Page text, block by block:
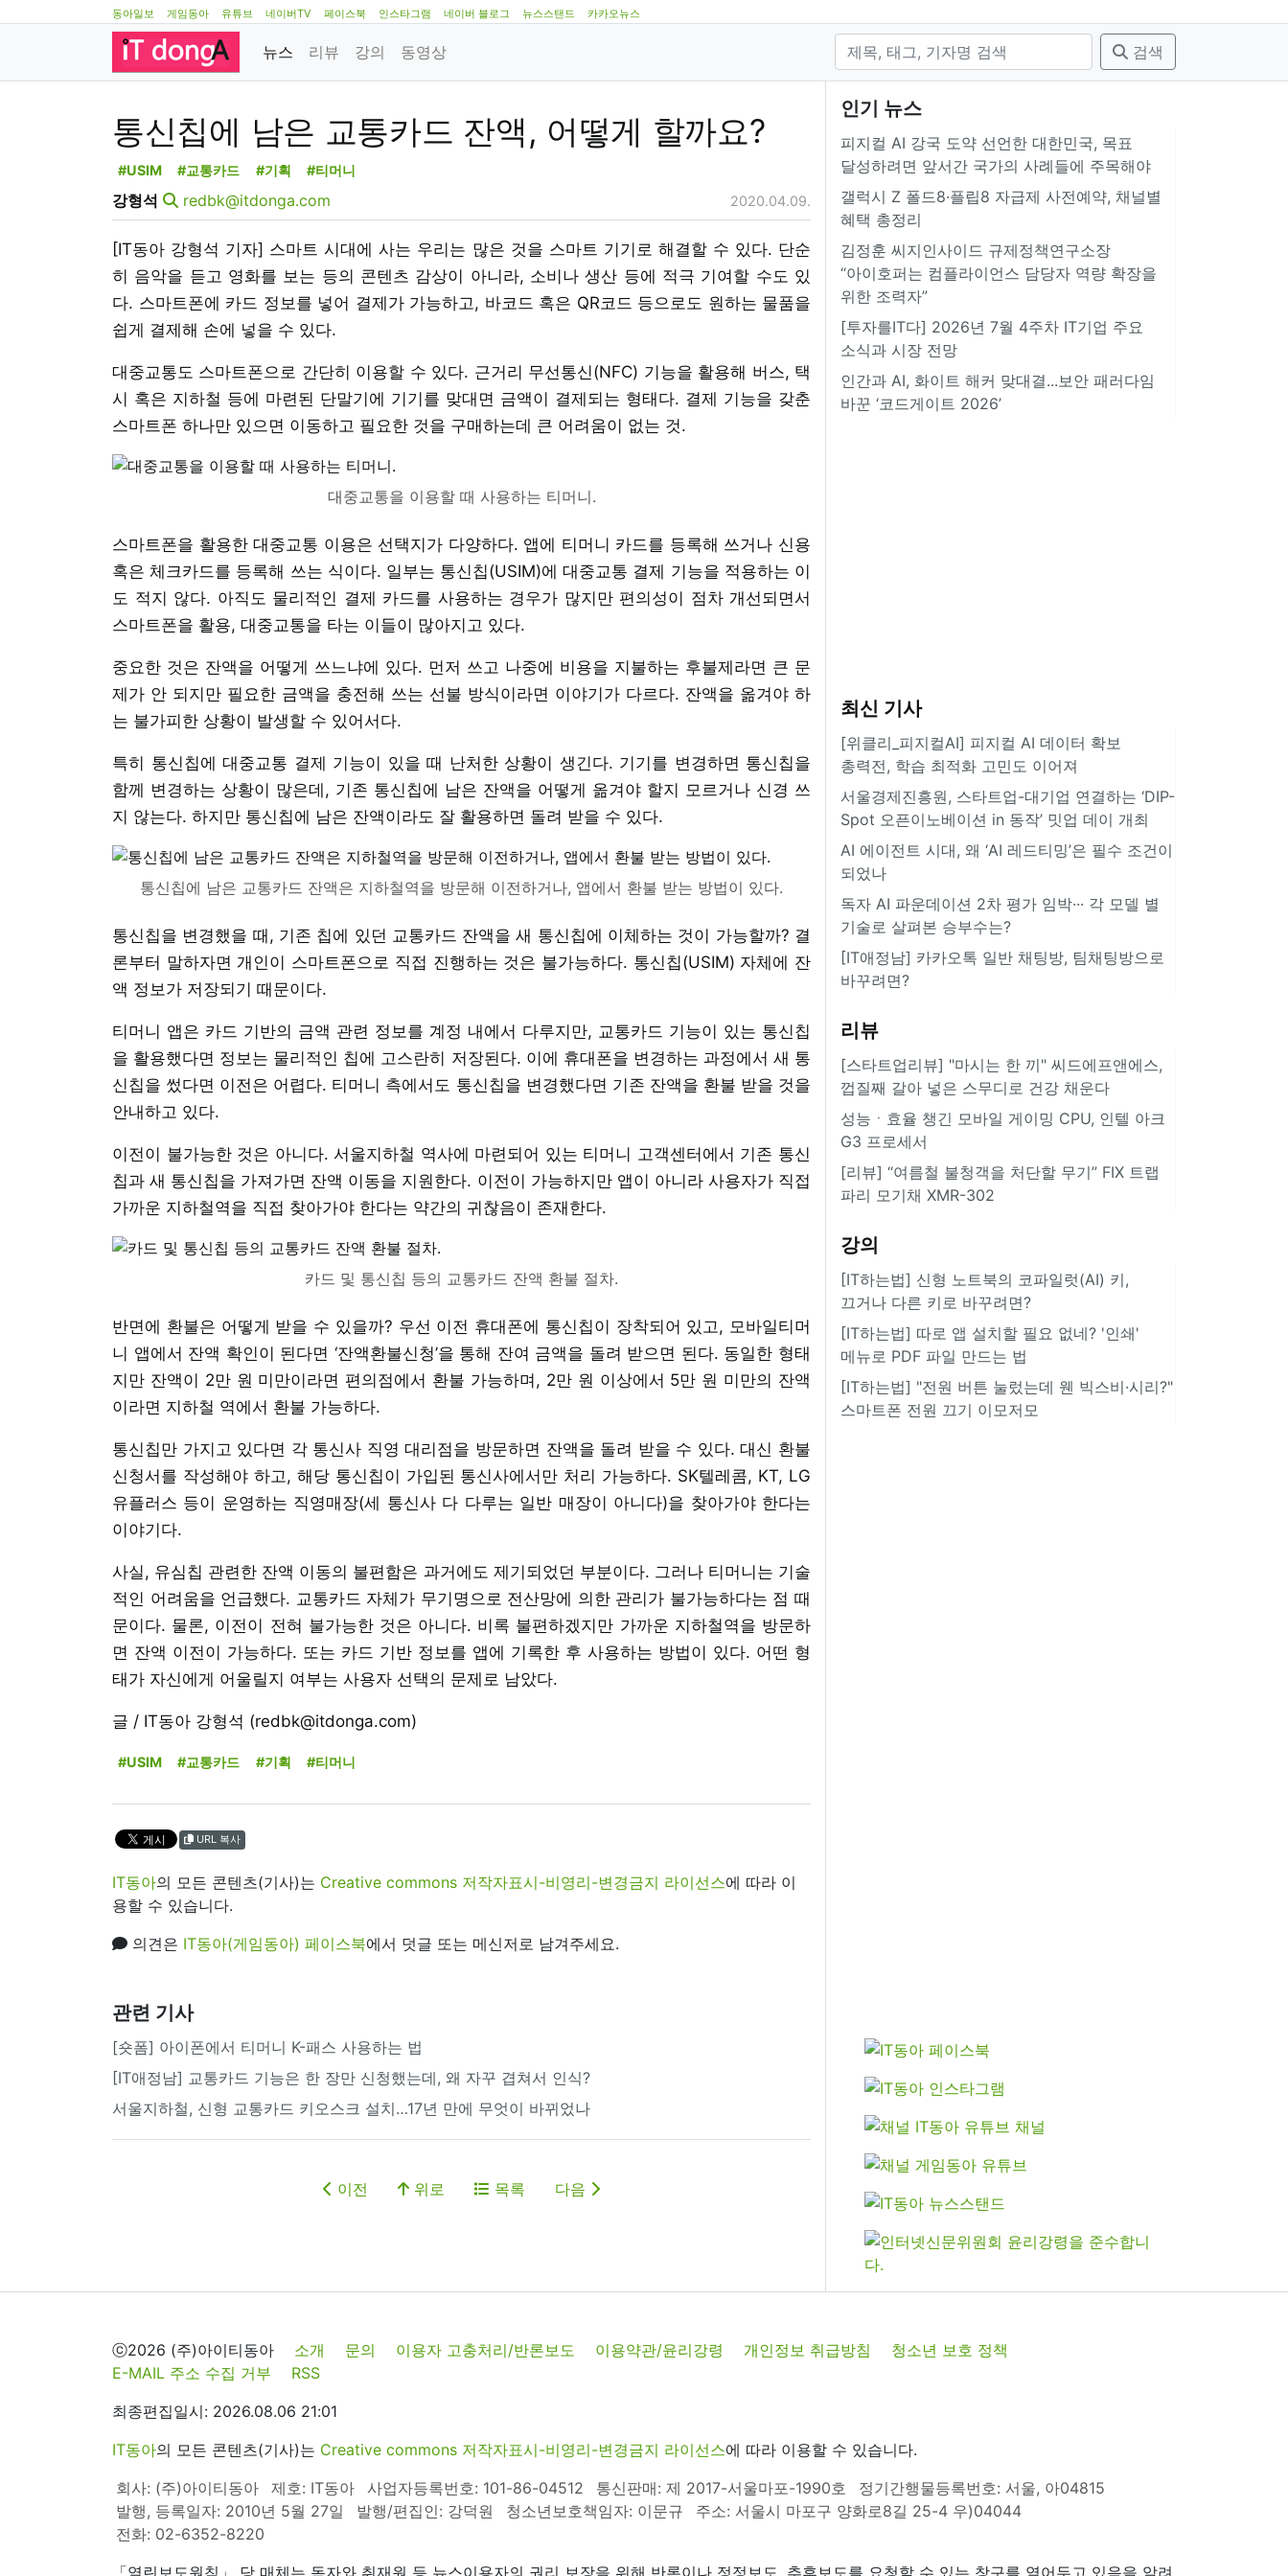
동아일보 게임동아 유튜브 네이버TV 페이스북 인스타그램 네이버 블로그 뉴스스탠드 카카오뉴스
뉴스 리뷰 강의 동영상 검색
통신칩에 남은 교통카드 잔액, 어떻게 할까요?
#USIM #교통카드 #기획 #티머니
강형석 redbk@itdonga.com 2020.04.09.
[IT동아 강형석 기자] 스마트 시대에 사는 우리는 많은 것을 스마트 기기로 해결할 수 있다. 단순
히 음악을 듣고 영화를 보는 등의 콘텐츠 감상이 아니라, 소비나 생산 등에 적극 기여할 수도 있
다. 스마트폰에 카드 정보를 넣어 결제가 가능하고, 바코드 혹은 QR코드 등으로도 원하는 물품을
쉽게 결제해 손에 넣을 수 있다.
대중교통도 스마트폰으로 간단히 이용할 수 있다. 근거리 무선통신(NFC) 기능을 활용해 버스, 택
시 혹은 지하철 등에 마련된 단말기에 기기를 맞대면 금액이 결제되는 형태다. 결제 기능을 갖춘
스마트폰 하나만 있으면 이동하고 필요한 것을 구매하는데 큰 어려움이 없는 것.
대중교통을 이용할 때 사용하는 티머니.
스마트폰을 활용한 대중교통 이용은 선택지가 다양하다. 앱에 티머니 카드를 등록해 쓰거나 신용
혹은 체크카드를 등록해 쓰는 식이다. 일부는 통신칩(USIM)에 대중교통 결제 기능을 적용하는 이
도 적지 않다. 아직도 물리적인 결제 카드를 사용하는 경우가 많지만 편의성이 점차 개선되면서
스마트폰을 활용, 대중교통을 타는 이들이 많아지고 있다.
중요한 것은 잔액을 어떻게 쓰느냐에 있다. 먼저 쓰고 나중에 비용을 지불하는 후불제라면 큰 문
제가 안 되지만 필요한 금액을 충전해 쓰는 선불 방식이라면 이야기가 다르다. 잔액을 옮겨야 하
는 불가피한 상황이 발생할 수 있어서다.
특히 통신칩에 대중교통 결제 기능이 있을 때 난처한 상황이 생긴다. 기기를 변경하면 통신칩을
함께 변경하는 상황이 많은데, 기존 통신칩에 남은 잔액을 어떻게 옮겨야 할지 모르거나 신경 쓰
지 않는다. 하지만 통신칩에 남은 잔액이라도 잘 활용하면 돌려 받을 수 있다.
통신칩에 남은 교통카드 잔액은 지하철역을 방문해 이전하거나, 앱에서 환불 받는 방법이 있다.
통신칩을 변경했을 때, 기존 칩에 있던 교통카드 잔액을 새 통신칩에 이체하는 것이 가능할까? 결
론부터 말하자면 개인이 스마트폰으로 직접 진행하는 것은 불가능하다. 통신칩(USIM) 자체에 잔
액 정보가 저장되기 때문이다.
티머니 앱은 카드 기반의 금액 관련 정보를 계정 내에서 다루지만, 교통카드 기능이 있는 통신칩
을 활용했다면 정보는 물리적인 칩에 고스란히 저장된다. 이에 휴대폰을 변경하는 과정에서 새 통
신칩을 썼다면 이전은 어렵다. 티머니 측에서도 통신칩을 변경했다면 기존 잔액을 환불 받을 것을
안내하고 있다.
이전이 불가능한 것은 아니다. 서울지하철 역사에 마련되어 있는 티머니 고객센터에서 기존 통신
칩과 새 통신칩을 가져가면 잔액 이동을 지원한다. 이전이 가능하지만 앱이 아니라 사용자가 직접
가까운 지하철역을 직접 찾아가야 한다는 약간의 귀찮음이 존재한다.
카드 및 통신칩 등의 교통카드 잔액 환불 절차.
반면에 환불은 어떻게 받을 수 있을까? 우선 이전 휴대폰에 통신칩이 장착되어 있고, 모바일티머
니 앱에서 잔액 확인이 된다면 ‘잔액환불신청’을 통해 잔여 금액을 돌려 받으면 된다. 동일한 형태
지만 잔액이 2만 원 미만이라면 편의점에서 환불 가능하며, 2만 원 이상에서 5만 원 미만의 잔액
이라면 지하철 역에서 환불 가능하다.
통신칩만 가지고 있다면 각 통신사 직영 대리점을 방문하면 잔액을 돌려 받을 수 있다. 대신 환불
신청서를 작성해야 하고, 해당 통신칩이 가입된 통신사에서만 처리 가능하다. SK텔레콤, KT, LG
유플러스 등이 운영하는 직영매장(세 통신사 다 다루는 일반 매장이 아니다)을 찾아가야 한다는
이야기다.
사실, 유심칩 관련한 잔액 이동의 불편함은 과거에도 제기되었던 부분이다. 그러나 티머니는 기술
적인 어려움을 언급했다. 교통카드 자체가 무기명으로 전산망에 의한 관리가 불가능하다는 점 때
문이다. 물론, 이전이 전혀 불가능한 것은 아니다. 비록 불편하겠지만 가까운 지하철역을 방문하
면 잔액 이전이 가능하다. 또는 카드 기반 정보를 앱에 기록한 후 사용하는 방법이 있다. 어떤 형
태가 자신에게 어울릴지 여부는 사용자 선택의 문제로 남았다.
글 / IT동아 강형석 (redbk@itdonga.com)
#USIM #교통카드 #기획 #티머니
URL 복사
IT동아의 모든 콘텐츠(기사)는 Creative commons 저작자표시-비영리-변경금지 라이선스에 따라 이
용할 수 있습니다.
의견은 IT동아(게임동아) 페이스북에서 덧글 또는 메신저로 남겨주세요.
관련 기사
[숏폼] 아이폰에서 티머니 K-패스 사용하는 법
[IT애정남] 교통카드 기능은 한 장만 신청했는데, 왜 자꾸 겹쳐서 인식?
서울지하철, 신형 교통카드 키오스크 설치…17년 만에 무엇이 바뀌었나
이전 위로 목록 다음
인기 뉴스
피지컬 AI 강국 도약 선언한 대한민국, 목표
달성하려면 앞서간 국가의 사례들에 주목해야
갤럭시 Z 폴드8·플립8 자급제 사전예약, 채널별
혜택 총정리
김정훈 씨지인사이드 규제정책연구소장
“아이호퍼는 컴플라이언스 담당자 역량 확장을
위한 조력자”
[투자를IT다] 2026년 7월 4주차 IT기업 주요
소식과 시장 전망
인간과 AI, 화이트 해커 맞대결...보안 패러다임
바꾼 ‘코드게이트 2026’
최신 기사
[위클리_피지컬AI] 피지컬 AI 데이터 확보
총력전, 학습 최적화 고민도 이어져
서울경제진흥원, 스타트업-대기업 연결하는 ‘DIP-
Spot 오픈이노베이션 in 동작’ 밋업 데이 개최
AI 에이전트 시대, 왜 ‘AI 레드티밍’은 필수 조건이
되었나
독자 AI 파운데이션 2차 평가 임박··· 각 모델 별
기술로 살펴본 승부수는?
[IT애정남] 카카오톡 일반 채팅방, 팀채팅방으로
바꾸려면?
리뷰
[스타트업리뷰] "마시는 한 끼" 씨드에프앤에스,
껍질째 갈아 넣은 스무디로 건강 채운다
성능ㆍ효율 챙긴 모바일 게이밍 CPU, 인텔 아크
G3 프로세서
[리뷰] “여름철 불청객을 처단할 무기” FIX 트랩
파리 모기채 XMR-302
강의
[IT하는법] 신형 노트북의 코파일럿(AI) 키,
끄거나 다른 키로 바꾸려면?
[IT하는법] 따로 앱 설치할 필요 없네? '인쇄'
메뉴로 PDF 파일 만드는 법
[IT하는법] "전원 버튼 눌렀는데 웬 빅스비·시리?"
스마트폰 전원 끄기 이모저모
ⓒ2026 (주)아이티동아 소개 문의 이용자 고충처리/반론보도 이용약관/윤리강령 개인정보 취급방침
청소년 보호 정책
E-MAIL 주소 수집 거부
RSS
최종편집일시: 2026.08.06 21:01
IT동아의 모든 콘텐츠(기사)는 Creative commons 저작자표시-비영리-변경금지 라이선스에 따라 이용할 수 있습니다.
회사: (주)아이티동아
제호: IT동아 사업자등록번호: 101-86-04512 통신판매: 제 2017-서울마포-1990호
정기간행물등록번호: 서울, 아04815
발행, 등록일자: 2010년 5월 27일
발행/편집인: 강덕원 청소년보호책임자: 이문규
주소: 서울시 마포구 양화로8길 25-4 우)04044
전화: 02-6352-8220
「열린보도원칙」 당 매체는 독자와 취재원 등 뉴스이용자의 권리 보장을 위해 반론이나 정정보도, 추후보도를 요청할 수 있는 창구를 열어두고 있음을 알려